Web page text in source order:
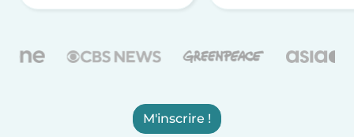
M'inscrire !